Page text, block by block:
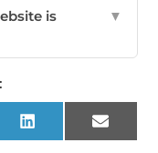
is
▼
LinkedIn Email